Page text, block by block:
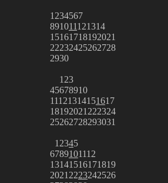
1 234567
891011121314
15161718192021
22232425262728
2930
1 23
45678910
11121314151617
18192021 222324
25262728293031
1 2345
6789101112
13141516171819
2021 2223242526